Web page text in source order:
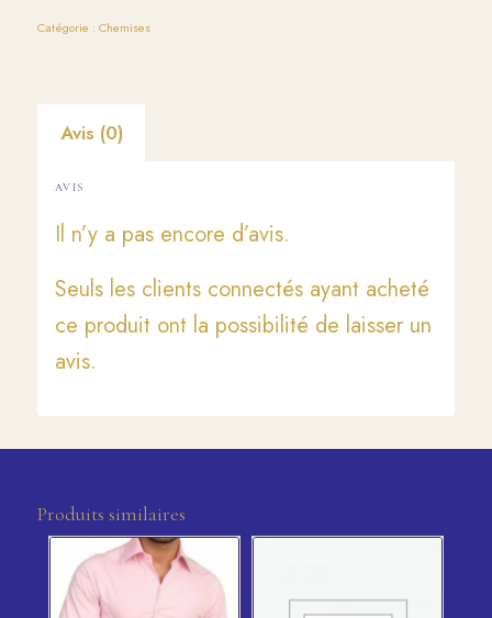
Catégorie : Chemises
Avis (0)
AVIS
Il n’y a pas encore d’avis.
Seuls les clients connectés ayant acheté
ce produit ont la possibilité de laisser un
avis.
Produits similaires